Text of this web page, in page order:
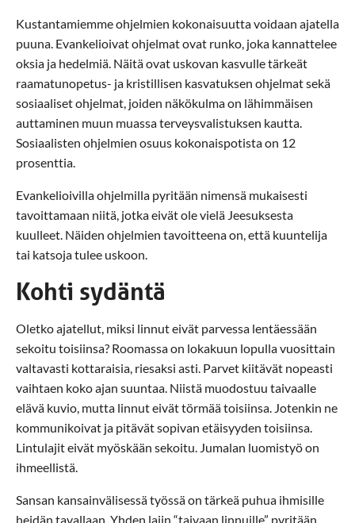
Kustantamiemme ohjelmien kokonaisuutta voidaan ajatella
puuna. Evankelioivat ohjelmat ovat runko, joka kannattelee
oksia ja hedelmiä. Näitä ovat uskovan kasvulle tärkeät
raamatunopetus- ja kristillisen kasvatuksen ohjelmat sekä
sosiaaliset ohjelmat, joiden näkökulma on lähimmäisen
auttaminen muun muassa terveysvalistuksen kautta.
Sosiaalisten ohjelmien osuus kokonaispotista on 12
prosenttia.
Evankelioivilla ohjelmilla pyritään nimensä mukaisesti
tavoittamaan niitä, jotka eivät ole vielä Jeesuksesta
kuulleet. Näiden ohjelmien tavoitteena on, että kuuntelija
tai katsoja tulee uskoon.
Kohti sydäntä
Oletko ajatellut, miksi linnut eivät parvessa lentäessään
sekoitu toisiinsa? Roomassa on lokakuun lopulla vuosittain
valtavasti kottaraisia, riesaksi asti. Parvet kiitävät nopeasti
vaihtaen koko ajan suuntaa. Niistä muodostuu taivaalle
elävä kuvio, mutta linnut eivät törmää toisiinsa. Jotenkin ne
kommunikoivat ja pitävät sopivan etäisyyden toisiinsa.
Lintulajit eivät myöskään sekoitu. Jumalan luomistyö on
ihmeellistä.
Sansan kansainvälisessä työssä on tärkeä puhua ihmisille
heidän tavallaan. Yhden lajin “taivaan linnuille” pyritään